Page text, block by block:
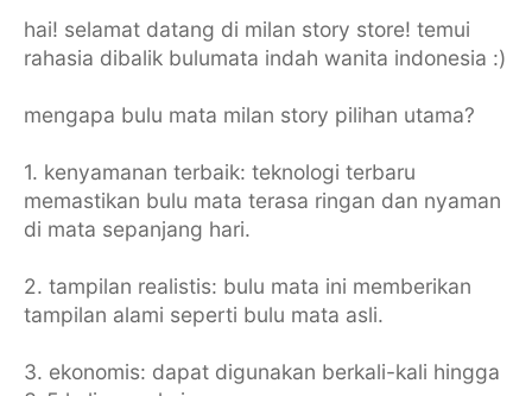
hai! selamat datang di milan story store! temui
rahasia dibalik bulumata indah wanita indonesia :)
mengapa bulu mata milan story pilihan utama?
1. kenyamanan terbaik: teknologi terbaru
memastikan bulu mata terasa ringan dan nyaman
di mata sepanjang hari.
2. tampilan realistis: bulu mata ini memberikan
tampilan alami seperti bulu mata asli.
3. ekonomis: dapat digunakan berkali-kali hingga